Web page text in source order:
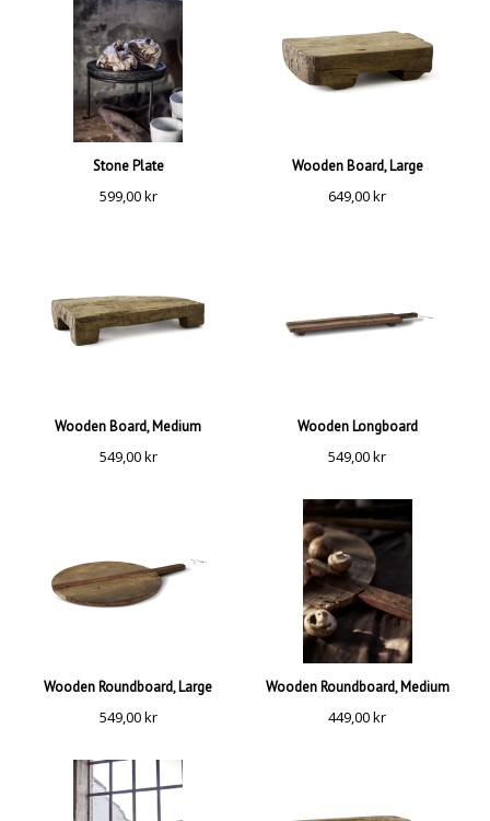
Stone Plate
599,00kr
Wooden Board, Large
649,00kr
Wooden Board, Medium
549,00kr
Wooden Longboard
549,00kr
Wooden Roundboard, Large
549,00kr
Wooden Roundboard, Medium
449,00kr